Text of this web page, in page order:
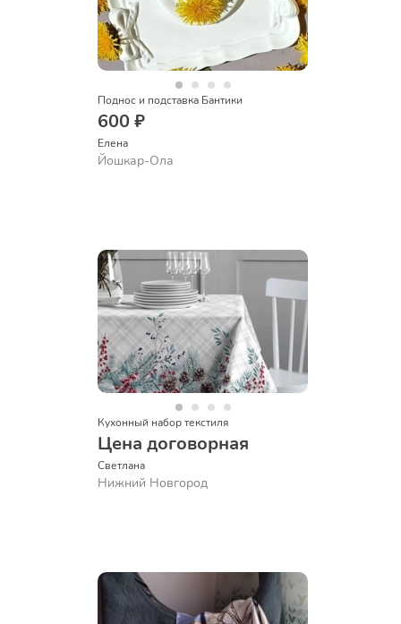
Поднос и подставка Бантики
600 ₽
Елена
Йошкар-Ола
Кухонный набор текстиля
Цена договорная
Светлана
Нижний Новгород